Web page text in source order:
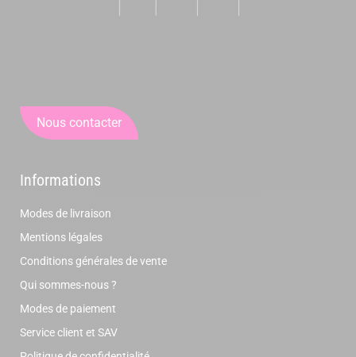
Nous contacter
Informations
Modes de livraison
Mentions légales
Conditions générales de vente
Qui sommes-nous ?
Modes de paiement
Service client et SAV